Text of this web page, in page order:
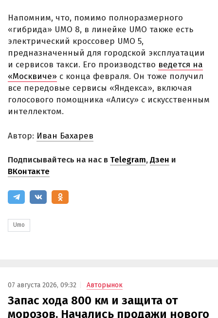
Напомним, что, помимо полноразмерного
«гибрида» UMO 8, в линейке UMO также есть
электрический кроссовер UMO 5,
предназначенный для городской эксплуатации
и сервисов такси. Его производство ведется на
«Москвиче» с конца февраля. Он тоже получил
все передовые сервисы «Яндекса», включая
голосового помощника «Алису» с искусственным
интеллектом.
Автор: Иван Бахарев
Подписывайтесь на нас в Telegram,Дзен и
ВКонтакте
Umo
07 августа 2026, 09:32 Авторынок
Запас хода 800 км и защита от
морозов. Начались продажи нового